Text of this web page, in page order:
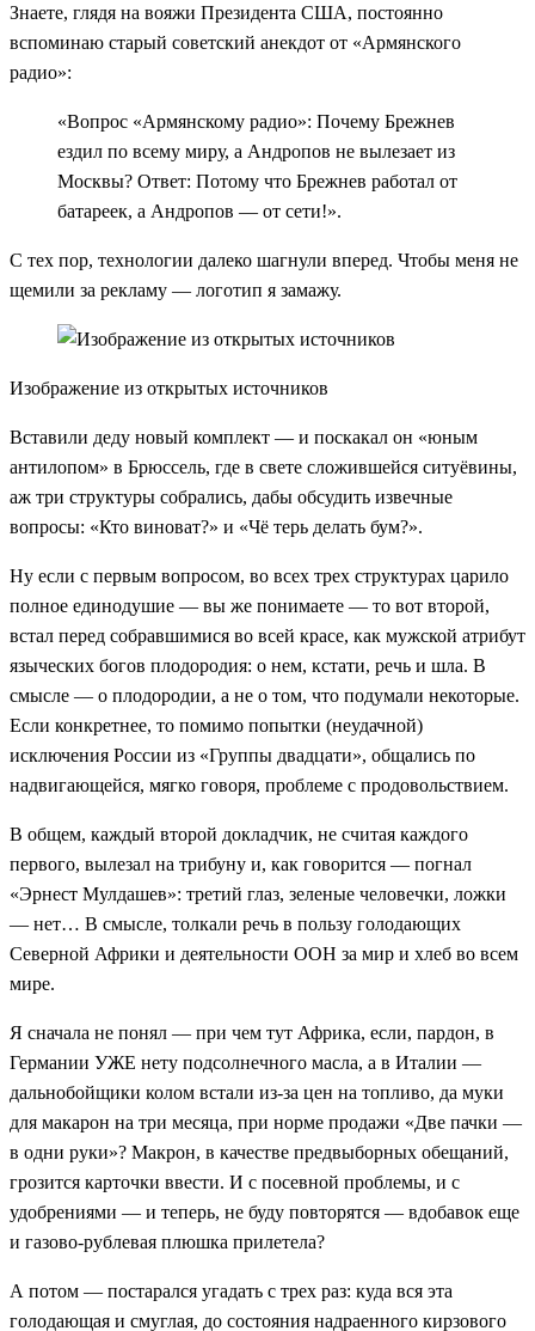
Знаете, глядя на вояжи Президента США, постоянно
вспоминаю старый советский анекдот от «Армянского
радио»:
«Вопрос «Армянскому радио»: Почему Брежнев
ездил по всему миру, а Андропов не вылезает из
Москвы? Ответ: Потому что Брежнев работал от
батареек, а Андропов — от сети!».
С тех пор, технологии далеко шагнули вперед. Чтобы меня не
щемили за рекламу — логотип я замажу.
Изображение из открытых источников
Вставили деду новый комплект — и поскакал он «юным
антилопом» в Брюссель, где в свете сложившейся ситуёвины,
аж три структуры собрались, дабы обсудить извечные
вопросы: «Кто виноват?» и «Чё терь делать бум?».
Ну если с первым вопросом, во всех трех структурах царило
полное единодушие — вы же понимаете — то вот второй,
встал перед собравшимися во всей красе, как мужской атрибут
языческих богов плодородия: о нем, кстати, речь и шла. В
смысле — о плодородии, а не о том, что подумали некоторые.
Если конкретнее, то помимо попытки (неудачной)
исключения России из «Группы двадцати», общались по
надвигающейся, мягко говоря, проблеме с продовольствием.
В общем, каждый второй докладчик, не считая каждого
первого, вылезал на трибуну и, как говорится — погнал
«Эрнест Мулдашев»: третий глаз, зеленые человечки, ложки
— нет… В смысле, толкали речь в пользу голодающих
Северной Африки и деятельности ООН за мир и хлеб во всем
мире.
Я сначала не понял — при чем тут Африка, если, пардон, в
Германии УЖЕ нету подсолнечного масла, а в Италии —
дальнобойщики колом встали из-за цен на топливо, да муки
для макарон на три месяца, при норме продажи «Две пачки —
в одни руки»? Макрон, в качестве предвыборных обещаний,
грозится карточки ввести. И с посевной проблемы, и с
удобрениями — и теперь, не буду повторятся — вдобавок еще
и газово-рублевая плюшка прилетела?
А потом — постарался угадать с трех раз: куда вся эта
голодающая и смуглая, до состояния надраенного кирзового